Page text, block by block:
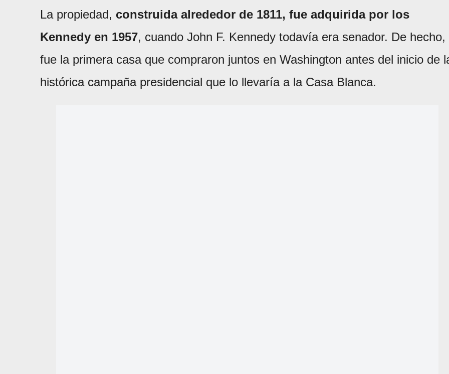
La propiedad, construida alrededor de 1811, fue adquirida por los
Kennedy en 1957, cuando John F. Kennedy todavía era senador. De hecho,
fue la primera casa que compraron juntos en Washington antes del inicio de
histórica campaña presidencial que lo llevaría a la Casa Blanca.